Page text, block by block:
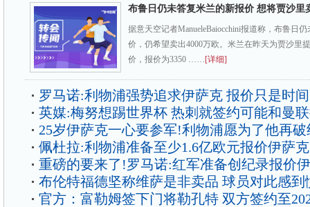
布鲁日仍未答复米兰的新报价 想将贾沙里
据意天空记者ManueleBaiocchini报道称，布鲁日
价，仍希望卖出4000万欧。米兰在昨天为贾沙里
价，报价为3350 ……[详细]
罗马诺:利物浦强势追求伊萨克 报价只是时
英媒:梅努想踢世界杯 热刺就签约可能和曼
25岁伊萨克一心要参军!利物浦愿为了他再破
佩杜拉:利物浦准备至少1.6亿欧元报价伊萨克
重磅的要来了!罗马诺:红军准备创纪录报价
布伦特福德坚称维萨是非卖品 球员对此感到
官方：富勒姆签下门将勒孔特 双方签约至